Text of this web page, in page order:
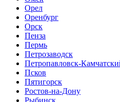
Орел
Оренбург
Орск
Пенза
Пермь
Петрозаводск
Петропавловск-
Псков
Пятигорск
Ростов-на-Дону
Рыбинск